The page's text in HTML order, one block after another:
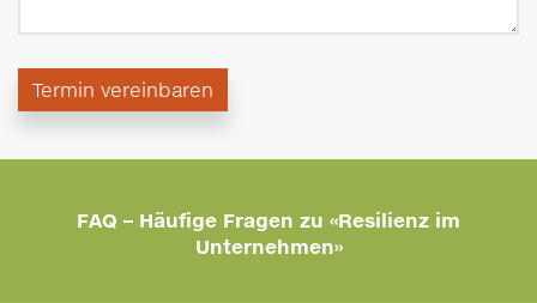
Termin vereinbaren
FAQ – Häufige Fragen zu «Resilienz im
Unternehmen»